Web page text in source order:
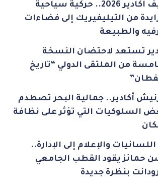
صيف أكادير 2026.. حركية سياحية
من التيليفيريك إلى فضاءات
والطبيعة
تستعد لاحتضان النسخة
من الملتقى الدولي “تاريخ
أكادير.. جمالية البحر تصطدم
السلوكيات التي تؤثر على نظافة
والإعلام إلى الإدارة..
حمائز يقود القطب الجامعي
بنظرة جديدة